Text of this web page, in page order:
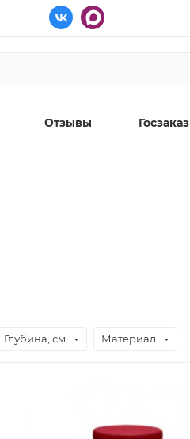
Отзывы Госзаказ
Глубина, см Материал